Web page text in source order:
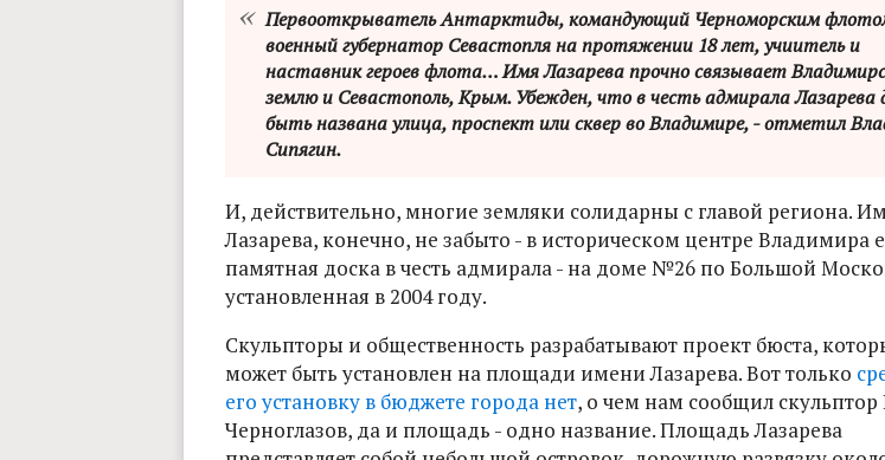
Первооткрыватель Антарктиды, командующий Черноморским
военный губернатор Севастопля на протяжении 18 лет, учиитель и
наставник героев флота… Имя Лазарева прочно связывает
землю и Севастополь, Крым. Убежден, что в честь адмирала Лазарева
быть названа улица, проспект или сквер во Владимире, - отметил
Сипягин.
И, действительно, многие земляки солидарны с главой региона.
Лазарева, конечно, не забыто - в историческом центре Владимира
памятная доска в честь адмирала - на доме №26 по Большой
установленная в 2004 году.
Скульпторы и общественность разрабатывают проект бюста,
может быть установлен на площади имени Лазарева. Вот только
его установку в бюджете города нет, о чем нам сообщил скульптор
Черноглазов, да и площадь - одно название. Площадь Лазарева